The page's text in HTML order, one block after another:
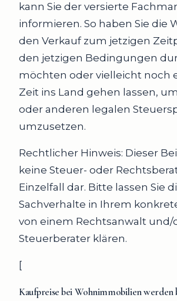
kann Sie der versierte
informieren. So haben Sie die
den Verkauf zum jetzigen
den jetzigen Bedingungen
möchten oder vielleicht noch
Zeit ins Land gehen lassen,
oder anderen legalen
umzusetzen.
Rechtlicher Hinweis: Dieser
keine Steuer- oder
Einzelfall dar. Bitte lassen Sie
Sachverhalte in Ihrem
von einem Rechtsanwalt und/
Steuerberater klären.
[
Kaufpreise bei Wohnimmobilien werden